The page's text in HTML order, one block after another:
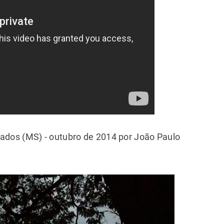
(MS) - outubro de 2014 por João Paulo